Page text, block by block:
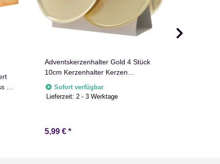
-
Adventskerzenhalter Gold 4 Stück
10cm Kerzenhalter Kerzen
Adventskranz
Sofort verfügbar
Lieferzeit:2 - 3 Werktage
5,99 € *